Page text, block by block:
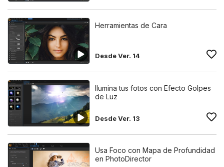
Herramientas de Cara
Desde Ver. 14
Ilumina tus fotos con Efecto Golpes
de Luz
Desde Ver. 13
Usa Foco con Mapa de Profundidad
en PhotoDirector